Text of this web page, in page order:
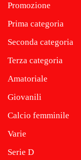
Promozione
Prima categoria
Seconda categoria
Terza categoria
Amatoriale
Giovanili
Calcio femminile
Varie
Serie D